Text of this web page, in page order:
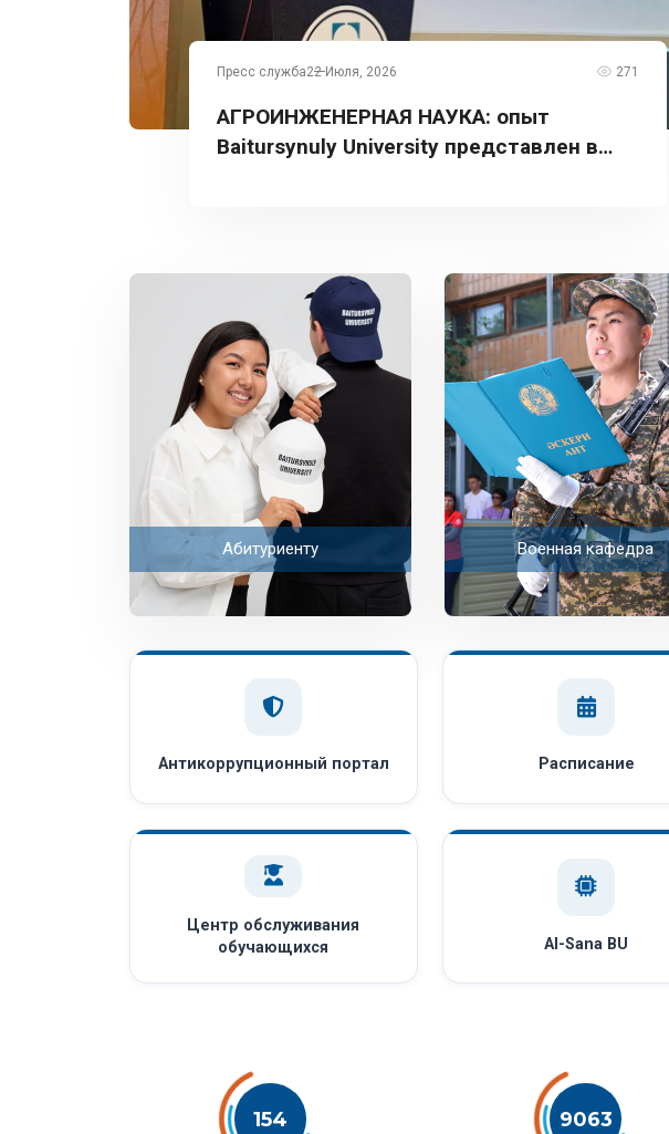
Пресс служба22 Июля, 2026 271
АГРОИНЖЕНЕРНАЯ НАУКА: опыт
Baitursynuly University представлен в
Абитуриенту Военная кафедра
Антикоррупционный портал Расписание
Центр обслуживания
обучающихся
AI-Sana BU
154 9063